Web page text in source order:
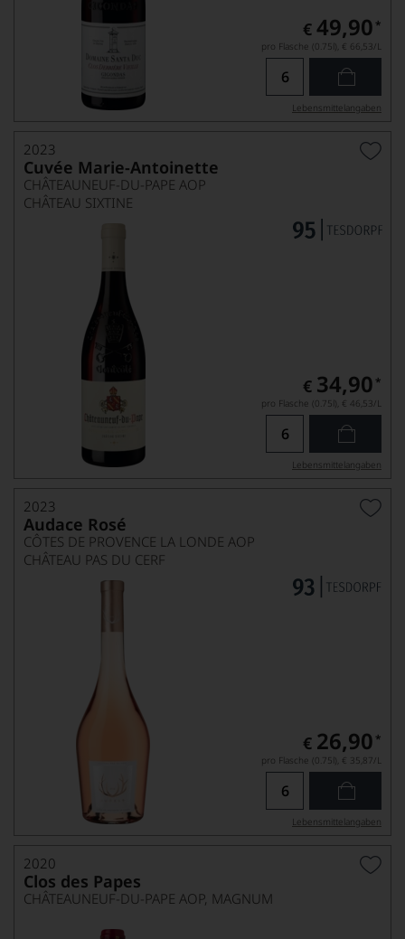
€ 49,90 *
pro Flasche (0.75l), € 66,53/L
Lebensmittel­angaben
2023
Cuvée Marie-Antoinette
CHÂTEAUNEUF-DU-PAPE AOP
CHÂTEAU SIXTINE
€ 34,90 *
pro Flasche (0.75l), € 46,53/L
Lebensmittel­angaben
2023
Audace Rosé
CÔTES DE PROVENCE LA LONDE AOP
CHÂTEAU PAS DU CERF
€ 26,90 *
pro Flasche (0.75l), € 35,87/L
Lebensmittel­angaben
2020
Clos des Papes
CHÂTEAUNEUF-DU-PAPE AOP, MAGNUM